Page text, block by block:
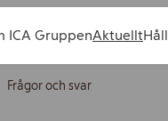
ICA GruppenAktuellt
Frågor och svar